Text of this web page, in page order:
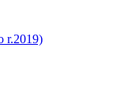
r.2019)